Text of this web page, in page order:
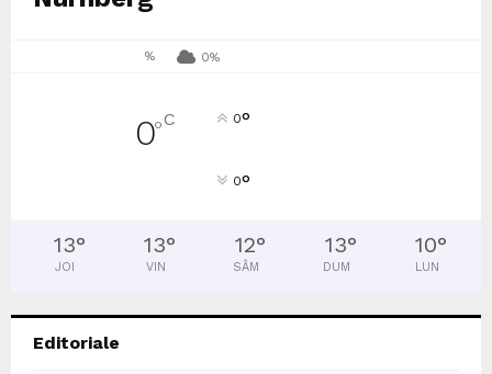
% 0%
0°C 0°
0°
13°
JOI
13°
VIN
12°
SÂM
13°
DUM
10°
LUN
Editoriale